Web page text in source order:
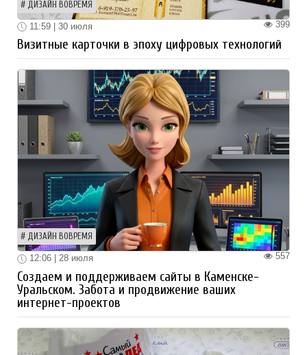
ДИЗАЙН ВОВРЕМЯ
399
11:59 | 30 июля
Визитные карточки в эпоху цифровых технологий
ДИЗАЙН ВОВРЕМЯ
557
12:06 | 28 июля
Создаем и поддерживаем сайты в Каменске-
Уральском. Забота и продвижение ваших
интернет-проектов